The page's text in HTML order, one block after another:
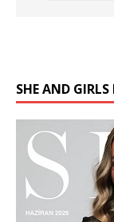
SHE AND GIRLS